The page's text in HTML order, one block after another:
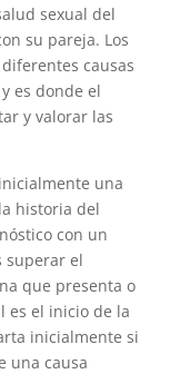
sexual del
su pareja. Los
causas
es donde el
y valorar las
una
historia del
con un
superar el
que presenta o
es el inicio de la
inicialmente si
una causa